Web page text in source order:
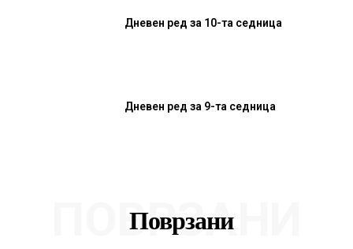
Дневен ред за 10-та седница
Дневен ред за 9-та седница
Поврзани
ПОВРЗАНИ